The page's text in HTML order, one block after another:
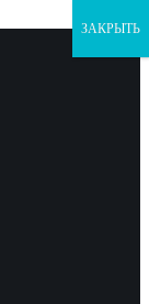
ЗАКРЫТЬ